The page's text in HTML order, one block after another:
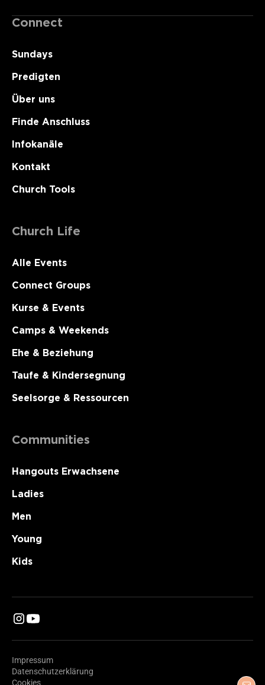
Connect
Sundays
Predigten
Über uns
Finde Anschluss
Infokanäle
Kontakt
Church Tools
Church Life
Alle Events
Connect Groups
Kurse & Events
Camps & Weekends
Ehe & Beziehung
Taufe & Kindersegnung
Seelsorge & Ressourcen
Communities
Hangouts Erwachsene
Ladies
Men
Young
Kids
Impressum
Datenschutzerklärung
Cookies